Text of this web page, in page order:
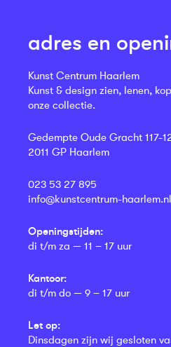
adres en
Kunst Centrum Haarlem
Kunst & design zien, lenen,
onze collectie.
Gedempte Oude Gracht 117-
2011 GP Haarlem
023 53 27 895
info@kunstcentrum-haarlem.nl
Openingstijden:
di t/m za — 11 – 17 uur
Kantoor:
di t/m do — 9 – 17 uur
Let op:
Dinsdagen zijn wij gesloten